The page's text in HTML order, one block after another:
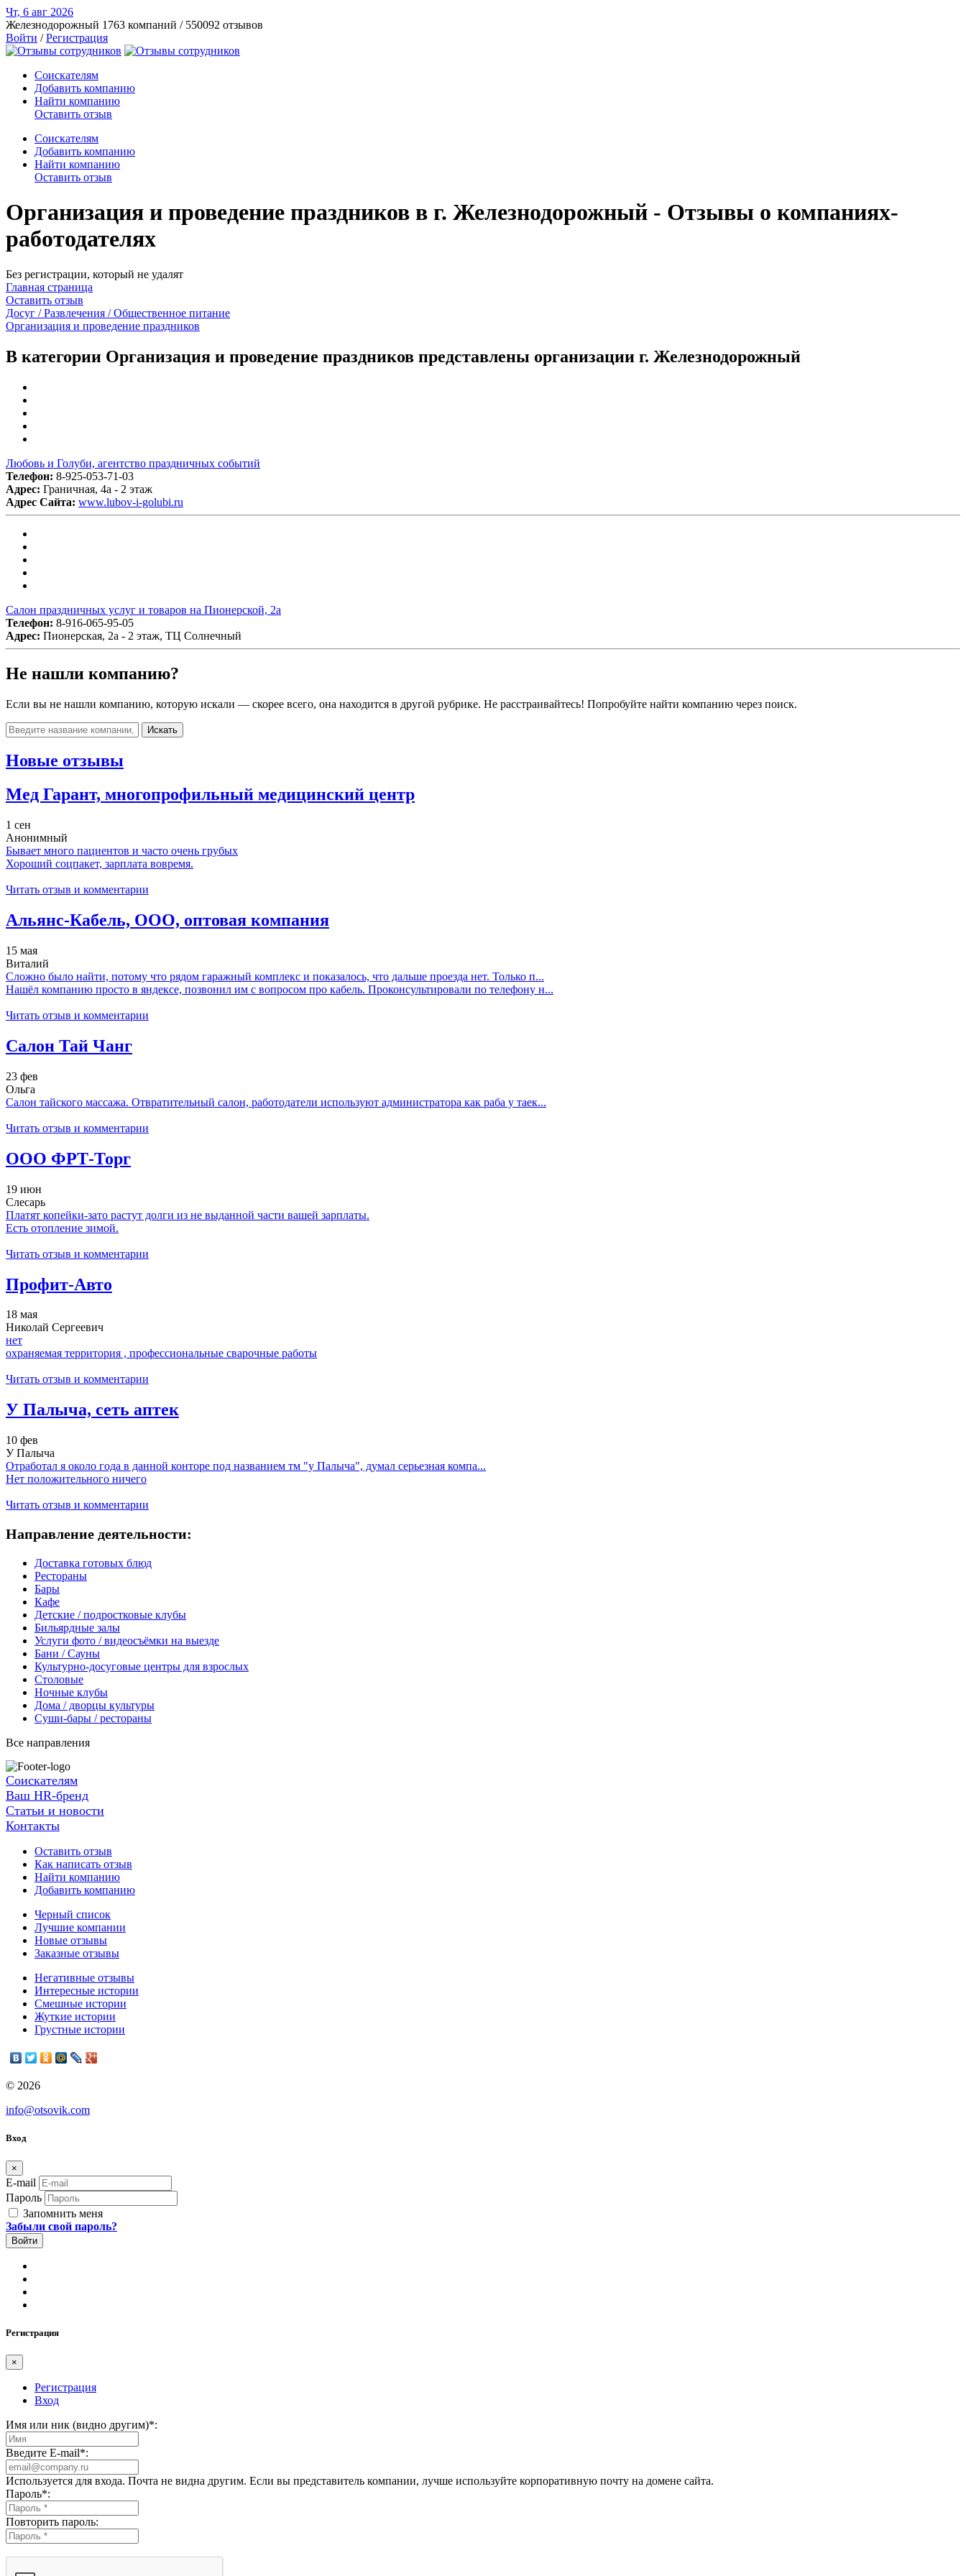
Чт, 6 авг 2026
Железнодорожный 1763 компаний / 550092 отзывов
Войти /Регистрация
Соискателям
Добавить компанию
Найти компанию
Оставить отзыв
Соискателям
Добавить компанию
Найти компанию
Оставить отзыв
Организация и проведение праздников в г. Железнодорожный - Отзывы о компаниях-
работодателях
Без регистрации, который не удалят
Главная страница
Оставить отзыв
Досуг / Развлечения / Общественное питание
Организация и проведение праздников
В категории Организация и проведение праздников представлены организации г. Железнодорожный
Любовь и Голуби, агентство праздничных событий
Телефон: 8-925-053-71-03
Адрес: Граничная, 4а - 2 этаж
Адрес Сайта: www.lubov-i-golubi.ru
Салон праздничных услуг и товаров на Пионерской, 2а
Телефон: 8-916-065-95-05
Адрес: Пионерская, 2а - 2 этаж, ТЦ Солнечный
Не нашли компанию?
Если вы не нашли компанию, которую искали — скорее всего, она находится в другой рубрике. Не расстраивайтесь! Попробуйте найти компанию через поиск.
Искать
Новые отзывы
Мед Гарант, многопрофильный медицинский центр
1 сен
Анонимный
Бывает много пациентов и часто очень грубых
Хороший соцпакет, зарплата вовремя.
Читать отзыв и комментарии
Альянс-Кабель, ООО, оптовая компания
15 мая
Виталий
Сложно было найти, потому что рядом гаражный комплекс и показалось, что дальше проезда нет. Только п...
Нашёл компанию просто в яндексе, позвонил им с вопросом про кабель. Проконсультировали по телефону н...
Читать отзыв и комментарии
Салон Тай Чанг
23 фев
Ольга
Салон тайского массажа. Отвратительный салон, работодатели используют администратора как раба у таек...
Читать отзыв и комментарии
ООО ФРТ-Торг
19 июн
Слесарь
Платят копейки-зато растут долги из не выданной части вашей зарплаты.
Есть отопление зимой.
Читать отзыв и комментарии
Профит-Авто
18 мая
Николай Сергеевич
нет
охраняемая территория , профессиональные сварочные работы
Читать отзыв и комментарии
У Палыча, сеть аптек
10 фев
У Палыча
Отработал я около года в данной конторе под названием тм "у Палыча", думал серьезная компа...
Нет положительного ничего
Читать отзыв и комментарии
Направление деятельности:
Доставка готовых блюд
Рестораны
Бары
Кафе
Детские / подростковые клубы
Бильярдные залы
Услуги фото / видеосъёмки на выезде
Бани / Сауны
Культурно-досуговые центры для взрослых
Столовые
Ночные клубы
Дома / дворцы культуры
Суши-бары / рестораны
Все направления
Соискателям
Ваш HR-бренд
Статьи и новости
Контакты
Оставить отзыв
Как написать отзыв
Найти компанию
Добавить компанию
Черный список
Лучшие компании
Новые отзывы
Заказные отзывы
Негативные отзывы
Интересные истории
Смешные истории
Жуткие истории
Грустные истории
© 2026
info@otsovik.com
Вход
×
E-mail
Пароль
Запомнить меня
Забыли свой пароль?
Регистрация
×
Регистрация
Вход
Имя или ник (видно другим)*:
Введите E-mail*:
Используется для входа. Почта не видна другим. Если вы представитель компании, лучше используйте корпоративную почту на домене сайта.
Пароль*:
Повторить пароль: